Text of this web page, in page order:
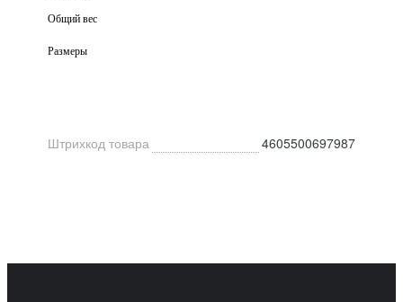
Общий вес
Размеры
Штрихкод товара 4605500697987